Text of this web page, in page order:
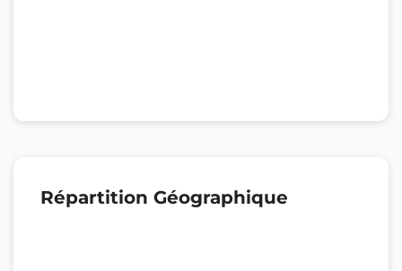
Répartition Géographique